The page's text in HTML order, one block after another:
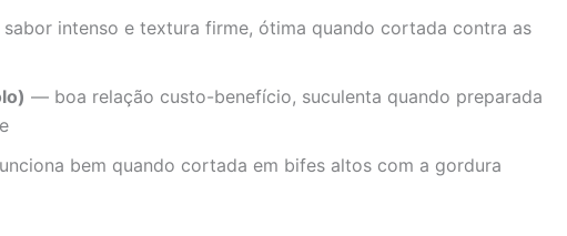
intenso e textura firme, ótima quando cortada contra as
— boa relação custo-benefício, suculenta quando preparada
bem quando cortada em bifes altos com a gordura